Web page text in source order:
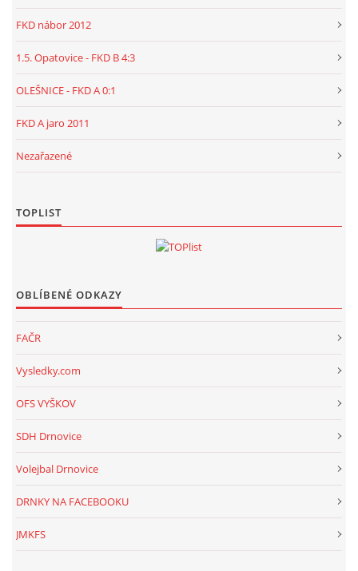
FKD nábor 2012
1.5. Opatovice - FKD B 4:3
OLEŠNICE - FKD A 0:1
FKD A jaro 2011
Nezařazené
TOPLIST
OBLÍBENÉ ODKAZY
FAČR
Vysledky.com
OFS VYŠKOV
SDH Drnovice
Volejbal Drnovice
DRNKY NA FACEBOOKU
JMKFS